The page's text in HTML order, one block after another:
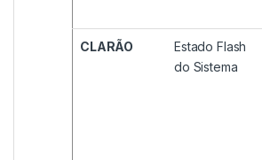
CLARÃO
Estado Flash
do Sistema